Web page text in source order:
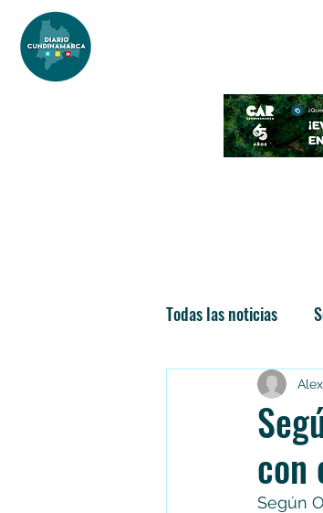
Todas las noticias
Las nuevas
con
Según